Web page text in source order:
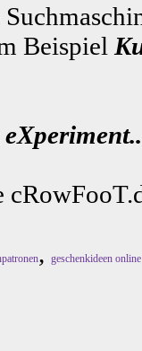
Beispiel
, geschenkideen